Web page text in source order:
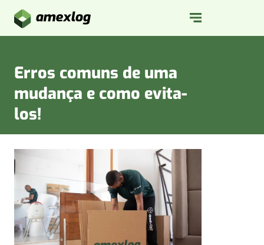
Erros comuns de uma
mudança e como evita-
los!